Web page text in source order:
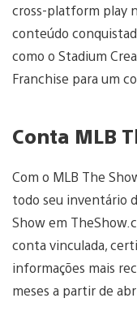
cross-platform play
conteúdo
como o Stadium
Franchise para um
Conta MLB
Com o MLB The
todo seu inventário
Show em
conta vinculada,
informações mais
meses a partir de